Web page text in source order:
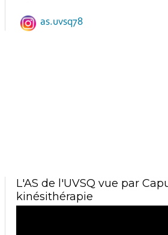
as.uvsq78
L'AS de l'UVSQ vue par
kinésithérapie